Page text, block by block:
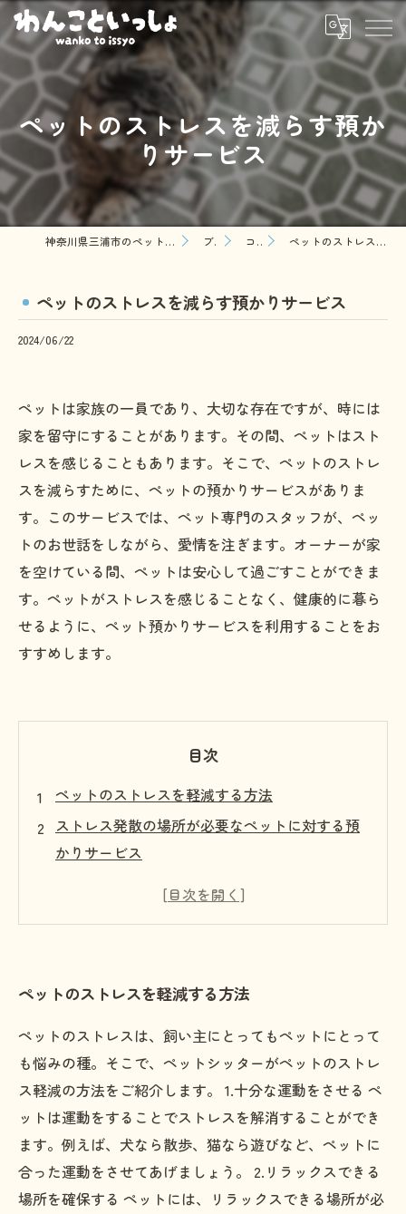
ペットのストレスを減らす預か
りサービス
神奈川県三浦市のペットシッターならわんこといっしょ ブログ コラム ペットのストレスを減らす預かりサービス
ペットのストレスを減らす預かりサービス
2024/06/22
ペットは家族の一員であり、大切な存在ですが、時には
家を留守にすることがあります。その間、ペットはスト
レスを感じることもあります。そこで、ペットのストレ
スを減らすために、ペットの預かりサービスがありま
す。このサービスでは、ペット専門のスタッフが、ペッ
トのお世話をしながら、愛情を注ぎます。オーナーが家
を空けている間、ペットは安心して過ごすことができま
す。ペットがストレスを感じることなく、健康的に暮ら
せるように、ペット預かりサービスを利用することをお
すすめします。
目次
ペットのストレスを軽減する方法
ストレス発散の場所が必要なペットに対する預
かりサービス
ペットのオーナーが安心して預けられるストレ
一時的な預かりサービスでストレスを解消し、
ペットとの生活を楽しもう
ペットのストレスを軽減する方法
ペットのストレスは、飼い主にとってもペットにとって
も悩みの種。そこで、ペットシッターがペットのストレ
ス軽減の方法をご紹介します。 1.十分な運動をさせる ペ
ットは運動をすることでストレスを解消することができ
ます。例えば、犬なら散歩、猫なら遊びなど、ペットに
合った運動をさせてあげましょう。 2.リラックスできる
場所を確保する ペットには、リラックスできる場所が必